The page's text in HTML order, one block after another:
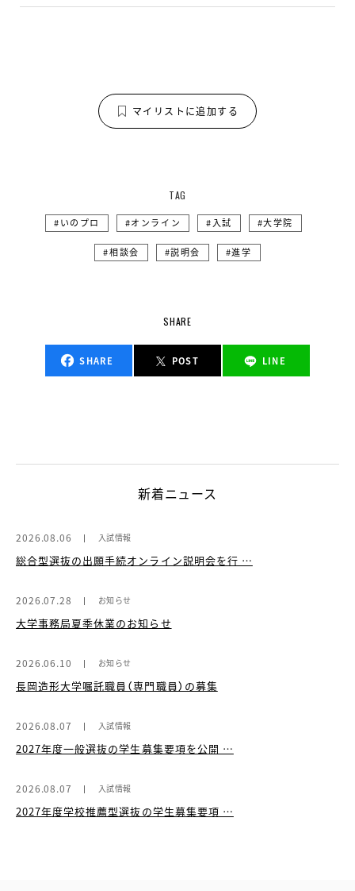
マイリストに追加する
TAG
いのプロ オンライン 入試 大学院
相談会 説明会 進学
SHARE
SHARE POST LINE
新着ニュース
2026.08.06 入試情報
総合型選抜の出願手続オンライン説明会を行 …
2026.07.28 お知らせ
大学事務局夏季休業のお知らせ
2026.06.10 お知らせ
長岡造形大学嘱託職員（専門職員）の募集
2026.08.07 入試情報
2027年度一般選抜の学生募集要項を公開 …
2026.08.07 入試情報
2027年度学校推薦型選抜の学生募集要項 …